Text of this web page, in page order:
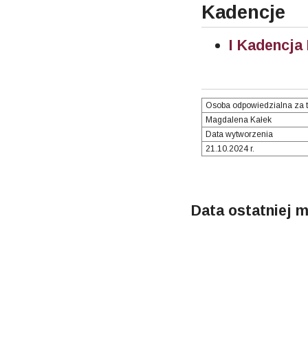
Kadencje
I Kadencja
Osoba odpowiedzialna za
Magdalena Kałek
Data wytworzenia
21.10.2024 r.
Data ostatniej